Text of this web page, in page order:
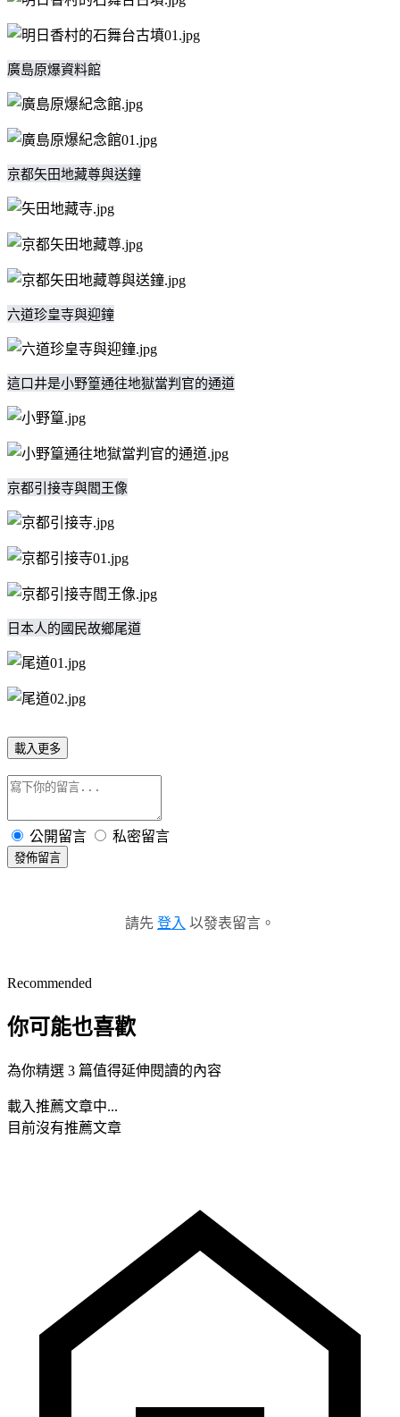
廣島原爆資料館
京都矢田地藏尊與送鐘
六道珍皇寺與迎鐘
這口井是小野篁通往地獄當判官的通道
京都引接寺與閻王像
日本人的國民故鄉尾道
載入更多
公開留言 私密留言
發佈留言
請先 登入 以發表留言。
Recommended
你可能也喜歡
為你精選 3 篇值得延伸閱讀的內容
載入推薦文章中...
目前沒有推薦文章